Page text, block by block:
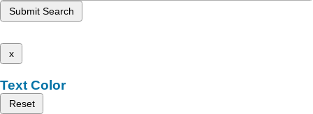
Submit Search
x
Text Color
Reset